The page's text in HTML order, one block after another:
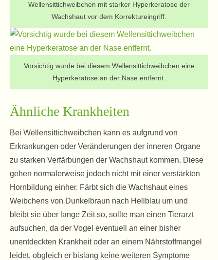
Wellensittichweibchen mit starker Hyperkeratose der
Wachshaut vor dem Korrektureingriff.
Vorsichtig wurde bei diesem Wellensittichweibchen eine
Hyperkeratose an der Nase entfernt.
Ähnliche Krankheiten
Bei Wellensittichweibchen kann es aufgrund von
Erkrankungen oder Veränderungen der inneren Organe
zu starken Verfärbungen der Wachshaut kommen. Diese
gehen normalerweise jedoch nicht mit einer verstärkten
Hornbildung einher. Färbt sich die Wachshaut eines
Weibchens von Dunkelbraun nach Hellblau um und
bleibt sie über lange Zeit so, sollte man einen Tierarzt
aufsuchen, da der Vogel eventuell an einer bisher
unentdeckten Krankheit oder an einem Nährstoffmangel
leidet, obgleich er bislang keine weiteren Symptome